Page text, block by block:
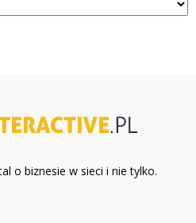
o biznesie w sieci i nie tylko.